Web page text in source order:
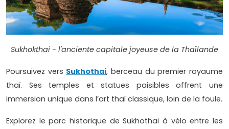
Sukhokthai - l'anciente capitale joyeuse de la Thaïlande
Poursuivez vers Sukhothai, berceau du premier royaume
thaï. Ses temples et statues paisibles offrent une
immersion unique dans l’art thaï classique, loin de la foule.
Explorez le parc historique de Sukhothai à vélo entre les